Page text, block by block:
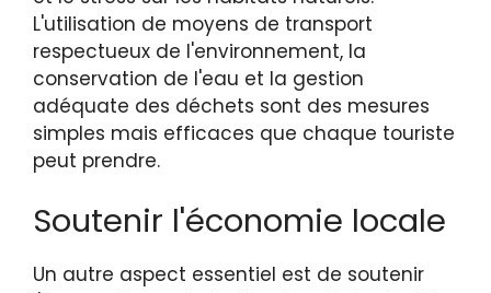
L'utilisation de moyens de transport
respectueux de l'environnement, la
conservation de l'eau et la gestion
adéquate des déchets sont des mesures
simples mais efficaces que chaque touriste
peut prendre.
Soutenir l'économie locale
Un autre aspect essentiel est de soutenir